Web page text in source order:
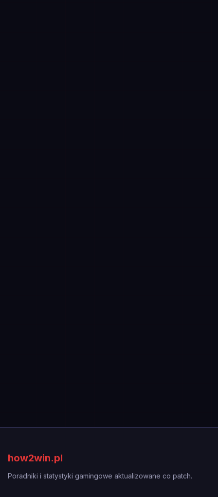
how2win.pl
Poradniki i statystyki gamingowe aktualizowane co patch.